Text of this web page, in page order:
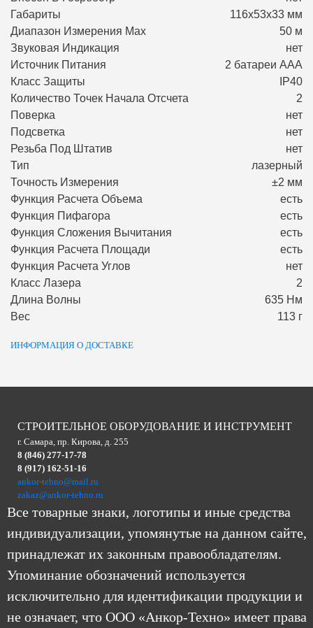
Габариты
116х53х33 мм
Диапазон Измерения Max
50 м
Звуковая Индикация
нет
Источник Питания
2 батареи ААA
Класс Защиты
IP40
Количество Точек Начала Отсчета
2
Поверка
нет
Подсветка
нет
Резьба Под Штатив
нет
Тип
лазерный
Точность Измерения
±2 мм
Функция Расчета Объема
есть
Функция Пифагора
есть
Функция Сложения Вычитания
есть
Функция Расчета Площади
есть
Функция Расчета Углов
нет
Класс Лазера
2
Длина Волны
635 Нм
Вес
113 г
ИНФОРМАЦИЯ О ДОСТАВКЕ
СТРОИТЕЛЬНОЕ ОБОРУДОВАНИЕ И ИНСТРУМЕНТ
г. Самара, пр. Кирова, д. 255
8 (846) 277-17-78
8 (917) 162-51-16
ankor-tehno@mail.ru
zakaz@ankor-tehno.ru
Все товарные знаки, логотипы и иные средства
индивидуализации, упомянутые на данном сайте,
принадлежат их законным правообладателям.
Упоминание обозначений используется
исключительно для идентификации продукции и
не означает, что ООО «Анкор-Техно» имеет права